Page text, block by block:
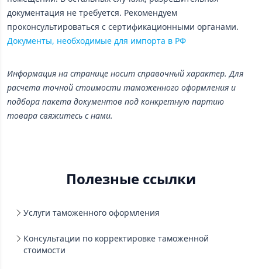
документация не требуется. Рекомендуем
проконсультироваться с сертификационными органами.
Документы, необходимые для импорта в РФ
Информация на странице носит справочный характер. Для
расчета точной стоимости таможенного оформления и
подбора пакета документов под конкретную партию
товара свяжитесь с нами.
Полезные ссылки
Услуги таможенного оформления
Консультации по корректировке таможенной
стоимости